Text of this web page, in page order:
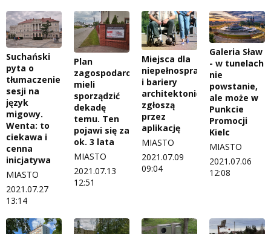
Suchański
pyta o
tłumaczenie
sesji na
język
migowy.
Wenta: to
ciekawa i
cenna
inicjatywa
MIASTO
2021.07.27
13:14
Plan
zagospodarowania
mieli
sporządzić
dekadę
temu. Ten
pojawi się za
ok. 3 lata
MIASTO
2021.07.13
12:51
Miejsca dla
niepełnosprawnych
i bariery
architektoniczne
zgłoszą
przez
aplikację
MIASTO
2021.07.09
09:04
Galeria Sław
- w tunelach
nie
powstanie,
ale może w
Punkcie
Promocji
Kielc
MIASTO
2021.07.06
12:08